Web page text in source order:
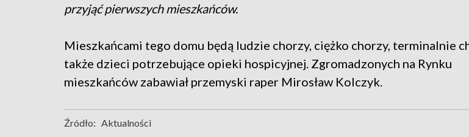
przyjąć pierwszych mieszkańców.
Mieszkańcami tego domu będą ludzie chorzy, ciężko chorzy, terminalnie
także dzieci potrzebujące opieki hospicyjnej. Zgromadzonych na Rynku
mieszkańców zabawiał przemyski raper Mirosław Kolczyk.
Źródło: Aktualności